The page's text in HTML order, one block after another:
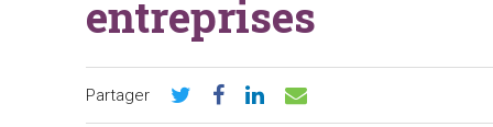
entreprises
Partager